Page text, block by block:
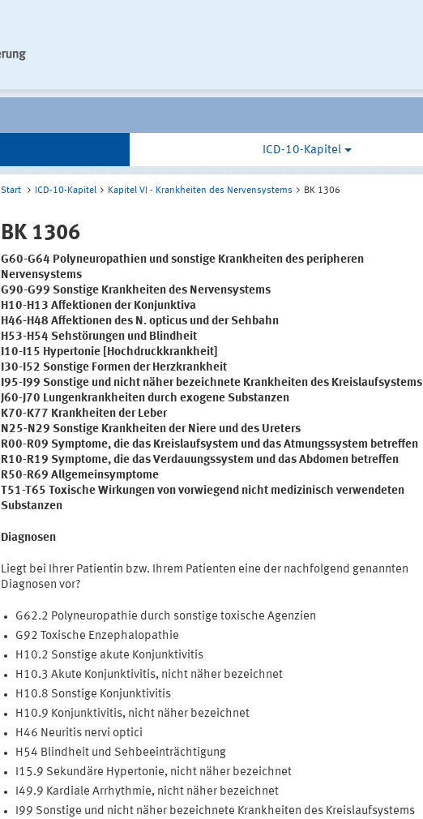
ICD-10-Kapitel
Start ICD-10-Kapitel Kapitel VI - Krankheiten des Nervensystems BK 1306
BK 1306
G60-G64 Polyneuropathien und sonstige Krankheiten des peripheren
Nervensystems
G90-G99 Sonstige Krankheiten des Nervensystems
H10-H13 Affektionen der Konjunktiva
H46-H48 Affektionen des N. opticus und der Sehbahn
H53-H54 Sehstörungen und Blindheit
I10-I15 Hypertonie [Hochdruckkrankheit]
I30-I52 Sonstige Formen der Herzkrankheit
I95-I99 Sonstige und nicht näher bezeichnete Krankheiten des Kreislaufsystems
J60-J70 Lungenkrankheiten durch exogene Substanzen
K70-K77 Krankheiten der Leber
N25-N29 Sonstige Krankheiten der Niere und des Ureters
R00-R09 Symptome, die das Kreislaufsystem und das Atmungssystem betreffen
R10-R19 Symptome, die das Verdauungssystem und das Abdomen betreffen
R50-R69 Allgemeinsymptome
T51-T65 Toxische Wirkungen von vorwiegend nicht medizinisch verwendeten
Substanzen
Diagnosen
Liegt bei Ihrer Patientin bzw. Ihrem Patienten eine der nachfolgend genannten
Diagnosen vor?
G62.2 Polyneuropathie durch sonstige toxische Agenzien
G92 Toxische Enzephalopathie
H10.2 Sonstige akute Konjunktivitis
H10.3 Akute Konjunktivitis, nicht näher bezeichnet
H10.8 Sonstige Konjunktivitis
H10.9 Konjunktivitis, nicht näher bezeichnet
H46 Neuritis nervi optici
H54 Blindheit und Sehbeeinträchtigung
I15.9 Sekundäre Hypertonie, nicht näher bezeichnet
I49.9 Kardiale Arrhythmie, nicht näher bezeichnet
I99 Sonstige und nicht näher bezeichnete Krankheiten des Kreislaufsystems